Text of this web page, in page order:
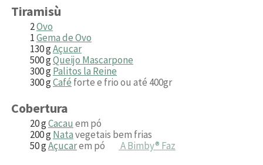
Tiramisù
2Ovo
1Gema de Ovo
130gAçucar
500gQueijo Mascarpone
300gPalitos la Reine
300gCafé forte e frio ou até 400gr
Cobertura
20gCacau em pó
200gNatavegetais bem frias
50gAçucarem pó A Bimby® Faz